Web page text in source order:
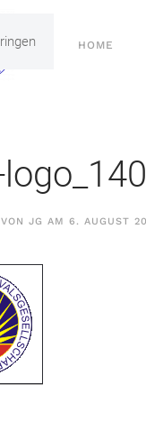
HOME
JG AM 6. AUGUST